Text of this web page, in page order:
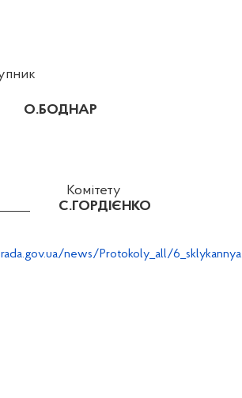
О.БОДНАР
Комітету
С.ГОРДІЄНКО
news/Protokoly_all/